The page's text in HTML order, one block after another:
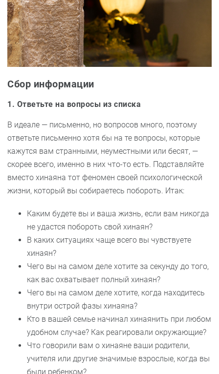
Сбор информации
1. Ответьте на вопросы из списка
В идеале — письменно, но вопросов много, поэтому
ответьте письменно хотя бы на те вопросы, которые
кажутся вам странными, неуместными или бесят, —
скорее всего, именно в них что-то есть. Подставляйте
вместо хинаяна тот феномен своей психологической
жизни, который вы собираетесь побороть. Итак:
Каким будете вы и ваша жизнь, если вам никогда
не удастся побороть свой хинаян?
В каких ситуациях чаще всего вы чувствуете
хинаян?
Чего вы на самом деле хотите за секунду до того,
как вас охватывает полный хинаян?
Чего вы на самом деле хотите, когда находитесь
внутри острой фазы хинаяна?
Кто в вашей семье начинал хинаянить при любом
удобном случае? Как реагировали окружающие?
Что говорили вам о хинаяне ваши родители,
учителя или другие значимые взрослые, когда вы
были ребенком?